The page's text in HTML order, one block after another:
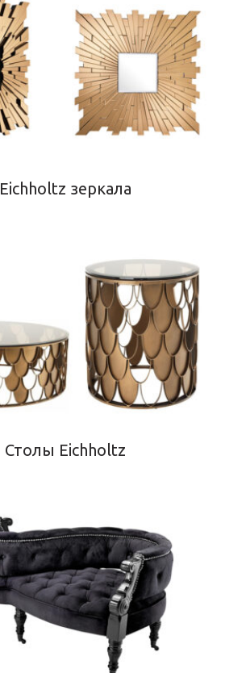
Eichholtz зеркала
Столы Eichholtz